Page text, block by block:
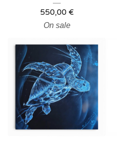
550,00 €
On sale